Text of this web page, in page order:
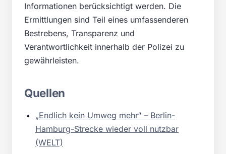
Informationen berücksichtigt werden. Die
Ermittlungen sind Teil eines umfassenderen
Bestrebens, Transparenz und
Verantwortlichkeit innerhalb der Polizei zu
gewährleisten.
Quellen
„Endlich kein Umweg mehr“ – Berlin-
Hamburg-Strecke wieder voll nutzbar
(WELT)